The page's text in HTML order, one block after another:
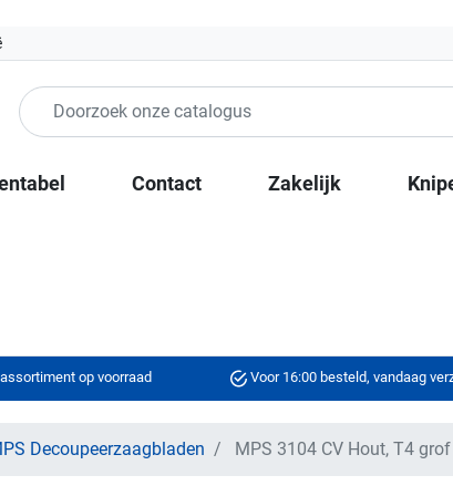
Contact Zakelijk
op voorraad Voor 16:00 besteld, vandaag
Decoupeerzaagbladen MPS 3104 CV Hout, T4